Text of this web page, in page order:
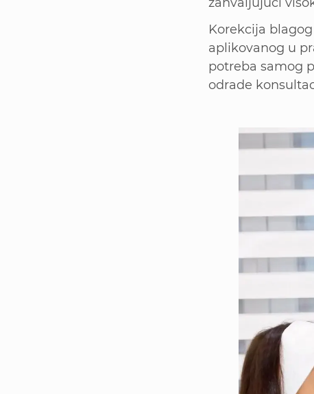
Korekcija
aplikovanog u
potreba samog
odrade